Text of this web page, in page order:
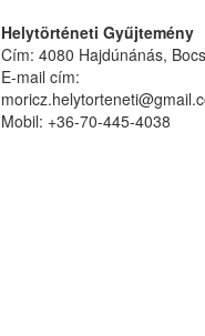
Helytörténeti Gyűjtemény
Cím: 4080 Hajdúnánás,
E-mail cím:
Mobil: +36-70-445-4038